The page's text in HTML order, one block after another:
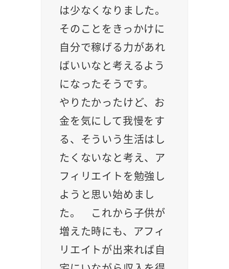
は少なくなりました。
そのことをきっかけに
自分で稼げる力があれ
ばいいなと考えるよう
になったそうです。
やりたかったけど、お
金を気にして我慢をす
る、そういう生活はし
たくないなと考え、ア
フィリエイトを勉強し
ようと思い始めまし
た。 これから子供が
増えた時にも、アフィ
リエイトが出来れば自